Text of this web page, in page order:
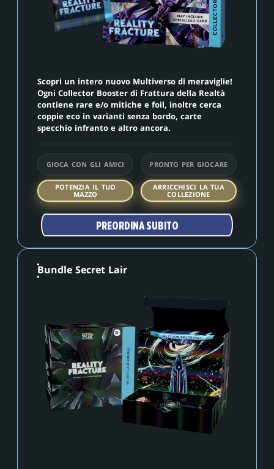
Scopri un intero nuovo Multiverso di meraviglie!
Ogni Collector Booster di Frattura della Realtà
contiene rare e/o mitiche e foil, inoltre cerca
coppie eco in varianti senza bordo, carte
specchio infranto e altro ancora.
GIOCA CON GLI AMICI PRONTO PER GIOCARE
POTENZIA IL TUO
MAZZO
ARRICCHISCI LA TUA
COLLEZIONE
PREORDINA SUBITO
Bundle Secret Lair